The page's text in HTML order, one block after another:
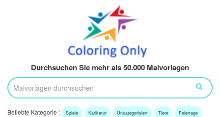
Durchsuchen Sie mehr als 50.000 Malvorlagen
Beliebte Kategorie : Spiele Karikatur Unkategorisiert Tiere Feiertage